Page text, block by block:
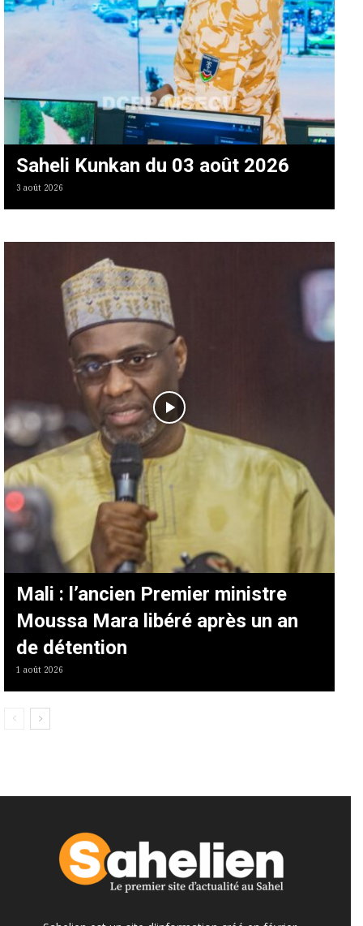
Saheli Kunkan du 03 août 2026
3 août 2026
Mali : l’ancien Premier ministre
Moussa Mara libéré après un an
de détention
1 août 2026